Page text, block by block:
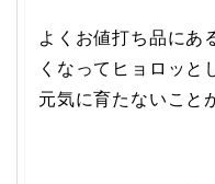
よくお値打ち品にあ
くなってヒョロッと
元気に育たないこと